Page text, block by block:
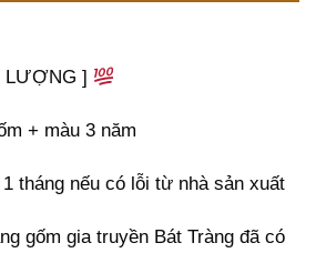
LƯỢNG ]
+ màu 3 năm
tháng nếu có lỗi từ nhà sản xuất
gốm gia truyền Bát Tràng đã có